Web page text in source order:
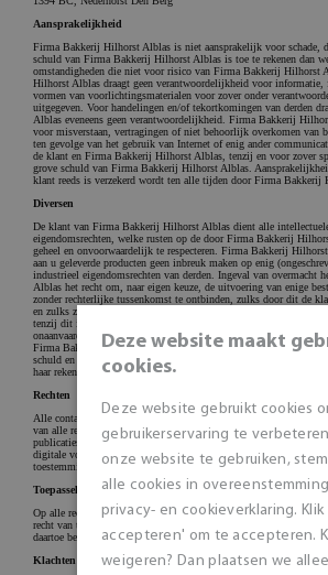
Deze website maakt
cookies.
Deze website gebruikt cookies
gebruikerservaring te
onze website te gebruiken,
alle cookies in
privacy- en cookieverklaring. Klik
accepteren' om te accepteren.
weigeren? Dan plaatsen we